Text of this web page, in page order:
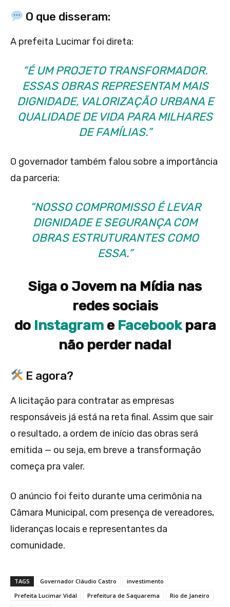
O que disseram:
A prefeita Lucimar foi direta:
“É UM PROJETO TRANSFORMADOR.
ESSAS OBRAS REPRESENTAM MAIS
DIGNIDADE, VALORIZAÇÃO URBANA E
QUALIDADE DE VIDA PARA MILHARES
DE FAMÍLIAS.”
O governador também falou sobre a importância
da parceria:
“NOSSO COMPROMISSO É LEVAR
DIGNIDADE E SEGURANÇA COM
OBRAS ESTRUTURANTES COMO
ESSA.”
Siga o Jovem na Mídia nas
redes sociais
do Instagram e Facebookpara
não perder nada!
E agora?
A licitação para contratar as empresas
responsáveis já está na reta final. Assim que sair
o resultado, a ordem de início das obras será
emitida — ou seja, em breve a transformação
começa pra valer.
O anúncio foi feito durante uma cerimônia na
Câmara Municipal, com presença de vereadores,
lideranças locais e representantes da
comunidade.
TAGS Governador Cláudio Castro
investimento
Prefeita Lucimar Vidal
Prefeitura de Saquarema
Rio de Janeiro